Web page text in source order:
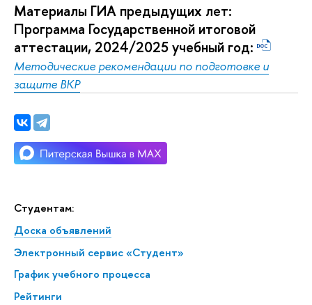
Студентам:
Доска объявлений
Электронный сервис «Студент»
График учебного процесса
Рейтинги
Материалы ГИА предыдущих лет:
Программа Государственной итоговой
аттестации, 2024/2025 учебный год:
Методические рекомендации по подготовке и
защите ВКР